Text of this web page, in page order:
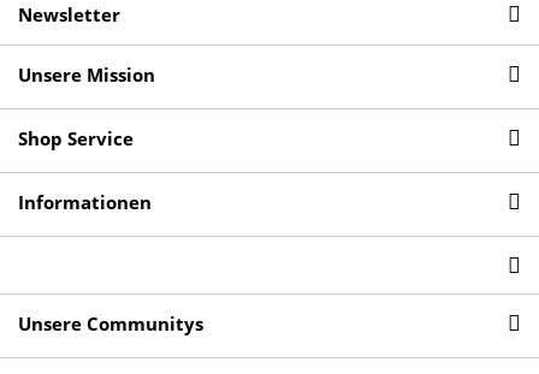
Newsletter
Unsere Mission
Shop Service
Informationen
Unsere Communitys